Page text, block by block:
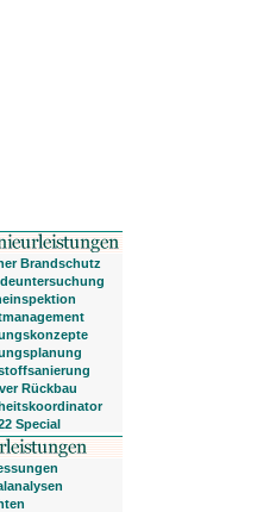
Brandschutz
Rückbau
Special